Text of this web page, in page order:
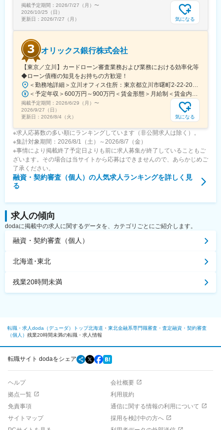
掲載予定期間： 2026/7/27（月） 〜
2026/10/25（日）
更新日： 2026/7/27（月） 気になる
オリックス銀行株式会社
【東京／立川】カードローン審査業務および業務における効率化等
◆ローン債権の知見をお持ちの方歓迎！
＜勤務地詳細＞立川オフィス住所：東京都立川市曙町2-22-20 立川センタービル 勤務地最寄駅：JR線／立川駅受動喫煙対策：屋内全面禁煙変更の範囲：会社の定める事業所（リモートワーク含む）
＜予定年収＞600万円～900万円＜賃金形態＞月給制＜賃金内訳＞月額（基本給）：350,000円～450,000円＜月給＞350,000円～450,000円＜昇給有無＞有＜残業手当＞有＜給与補足＞※前職でのご経験・能力を考慮した上で、当行規定により決定いたします。賃金はあくまでも目安の金額であり、選考を通じて上下する可能性があります。月給(月額)は固定手当を含めた表記です。
掲載予定期間： 2026/6/29（月） 〜
2026/9/27（日）
更新日： 2026/8/4（火） 気になる
※求人応募数の多い順にランキングしています（非公開求人は除く）。
※集計対象期間：2026/8/1（土）～2026/8/7（金）
※事情により掲載終了予定日よりも前に求人募集が終了していることもご
ざいます。その場合は当サイトから応募はできませんので、あらかじめご
了承ください。
融資・契約審査（個人） の人気求人ランキングを詳しく見
る
求人の傾向
dodaに掲載中の求人に関するデータを、カテゴリごとにご紹介します。
融資・契約審査（個人）
北海道･東北
残業20時間未満
転職・求人doda（デューダ）トップ北海道 東北金融系専門職審査・査定融資・契約審査
（個人） 残業20時間未満の転職・求人情報
転職サイト dodaをシェア
ヘルプ
会社概要
拠点一覧
利用規約
免責事項
通信に関する情報の利用について
サイトマップ
採用を検討中の方へ